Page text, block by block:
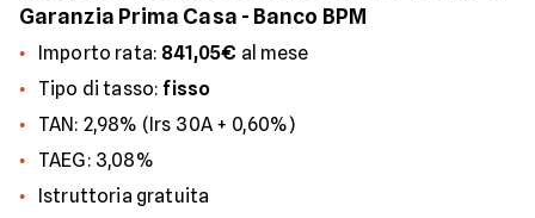
Garanzia Prima Casa - Banco BPM
Importo rata: 841,05€ al mese
Tipo di tasso:fisso
TAN: 2,98% (Irs 30A + 0,60%)
TAEG: 3,08%
Istruttoria gratuita